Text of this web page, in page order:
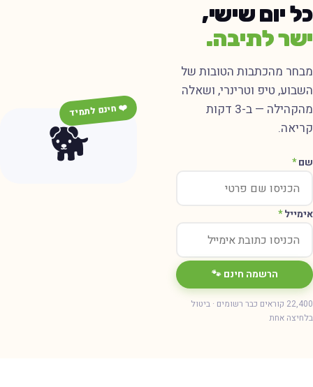
יום שישי,
לתיבה.
מהכתבות הטובות של
טיפ וטרינרי, ושאלה
מהקהילה — ב-3 דקות
*
*
הרשמה חינם 🐾
22,400 קוראים כבר רשומים · ביטול
אחת
🐕
❤️ חינם לתמיד